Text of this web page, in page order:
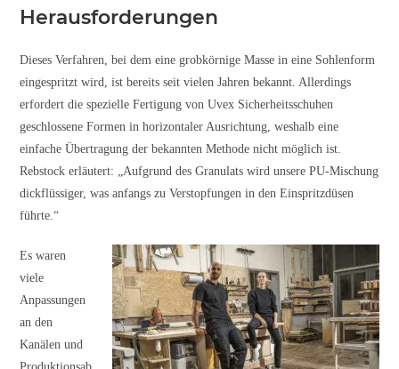
Herausforderungen
Dieses Verfahren, bei dem eine grobkörnige Masse in eine Sohlenform
eingespritzt wird, ist bereits seit vielen Jahren bekannt. Allerdings
erfordert die spezielle Fertigung von Uvex Sicherheitsschuhen
geschlossene Formen in horizontaler Ausrichtung, weshalb eine
einfache Übertragung der bekannten Methode nicht möglich ist.
Rebstock erläutert: „Aufgrund des Granulats wird unsere PU-Mischung
dickflüssiger, was anfangs zu Verstopfungen in den Einspritzdüsen
führte.“
Es waren
viele
Anpassungen
an den
Kanälen und